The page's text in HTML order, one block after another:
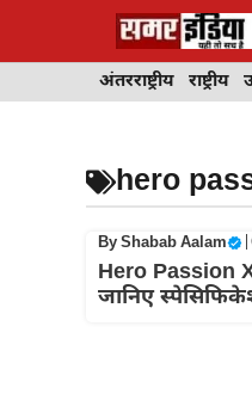
अंतरराष्ट्रीय राष्ट्रीय
hero
ByShabab Aalam
Hero Passion
जानिए